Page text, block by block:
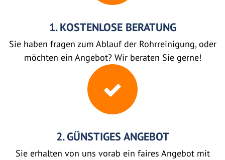
1. KOSTENLOSE BERATUNG
Sie haben fragen zum Ablauf der Rohrreinigung, oder
möchten ein Angebot? Wir beraten Sie gerne!
2. GÜNSTIGES ANGEBOT
Sie erhalten von uns vorab ein faires Angebot mit